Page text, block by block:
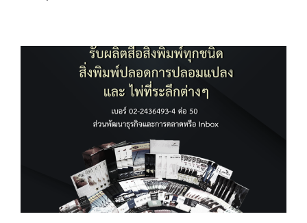
the
blackness
value
important
for
printing?
define
the
print
attributes?